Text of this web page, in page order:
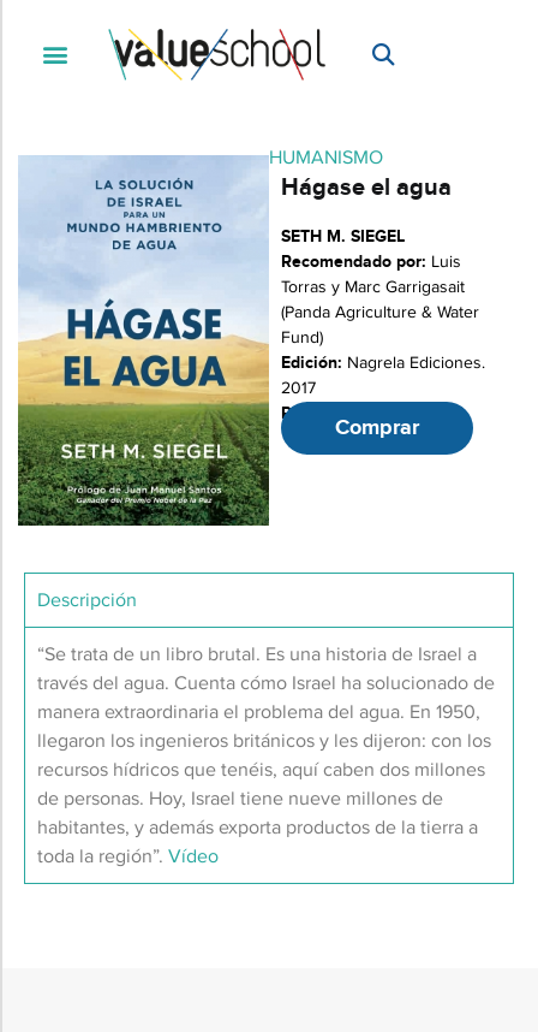
HUMANISMO
Hágase el agua
SETH M. SIEGEL
Recomendado por: Luis
Torras y Marc Garrigasait
(Panda Agriculture & Water
Fund)
Edición: Nagrela Ediciones.
2017
Páginas:Comprar
Descripción
“Se trata de un libro brutal. Es una historia de Israel a
través del agua. Cuenta cómo Israel ha solucionado de
manera extraordinaria el problema del agua. En 1950,
llegaron los ingenieros británicos y les dijeron: con los
recursos hídricos que tenéis, aquí caben dos millones
de personas. Hoy, Israel tiene nueve millones de
habitantes, y además exporta productos de la tierra a
toda la región”. Vídeo